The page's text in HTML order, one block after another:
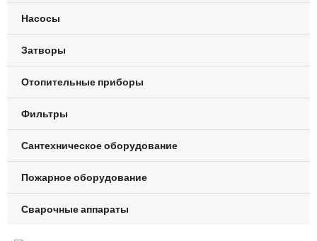
Насосы
Затворы
Отопительные приборы
Фильтры
Сантехническое оборудование
Пожарное оборудование
Сварочные аппараты